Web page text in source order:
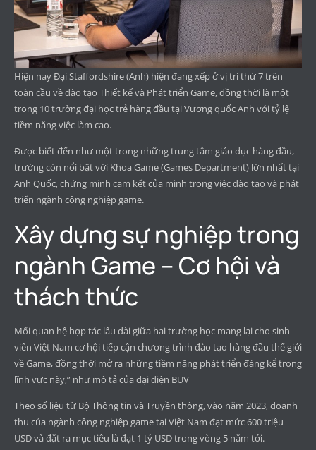
Hiện nay Đại Staffordshire (Anh) hiện đang xếp ở vị trí thứ 7 trên
toàn cầu về đào tạo Thiết kế và Phát triển Game, đồng thời là một
trong 10 trường đại học trẻ hàng đầu tại Vương quốc Anh với tỷ lệ
tiềm năng việc làm cao.
Được biết đến như một trong những trung tâm giáo dục hàng đầu,
trường còn nổi bật với Khoa Game (Games Department) lớn nhất tại
Anh Quốc, chứng minh cam kết của mình trong việc đào tạo và phát
triển ngành công nghiệp game.
Xây dựng sự nghiệp trong
ngành Game – Cơ hội và
thách thức
Mối quan hệ hợp tác lâu dài giữa hai trường học mang lại cho sinh
viên Việt Nam cơ hội tiếp cận chương trình đào tạo hàng đầu thế giới
về Game, đồng thời mở ra những tiềm năng phát triển đáng kể trong
lĩnh vực này,” như mô tả của đại diện BUV
Theo số liệu từ Bộ Thông tin và Truyền thông, vào năm 2023, doanh
thu của ngành công nghiệp game tại Việt Nam đạt mức 600 triệu
USD và đặt ra mục tiêu là đạt 1 tỷ USD trong vòng 5 năm tới.